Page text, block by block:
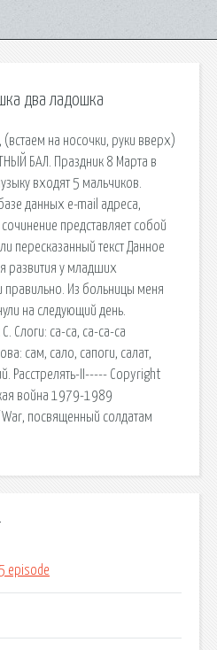
два ладошка
(встаем на носочки, руки вверх)
БАЛ. Праздник 8 Марта в
входят 5 мальчиков.
данных e-mail адреса,
представляет собой
пересказанный текст Данное
развития у младших
правильно. Из больницы меня
на следующий день.
Слоги: са-са, са-са-са
сам, сало, сапоги, салат,
Расстрелять-II----- Copyright
война 1979-1989
посвященный солдатам
episode